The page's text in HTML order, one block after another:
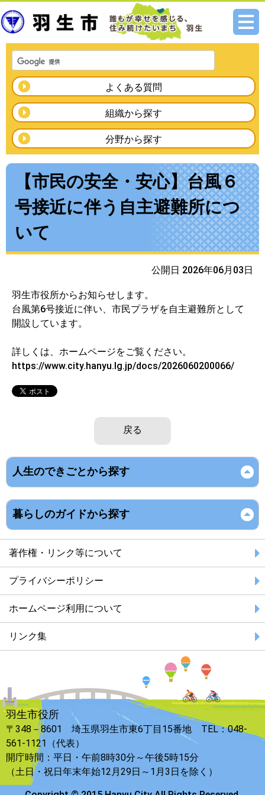
メニ
よくある質問
組織から探す
分野から探す
【市民の安全・安心】台風６
号接近に伴う自主避難所につ
いて
公開日 2026年06月03日
羽生市役所からお知らせします。
台風第6号接近に伴い、市民プラザを自主避難所として
開設しています。
詳しくは、ホームページをご覧ください。
https://www.city.hanyu.lg.jp/docs/2026060200066/
戻る
人生のできごとから探す
暮らしのガイドから探す
著作権・リンク等について
プライバシーポリシー
ホームページ利用について
リンク集
羽生市役所
〒348－8601 埼玉県羽生市東6丁目15番地 TEL：048-
561-1121（代表）
開庁時間：平日・午前8時30分～午後5時15分
（土日・祝日年末年始12月29日～1月3日を除く）